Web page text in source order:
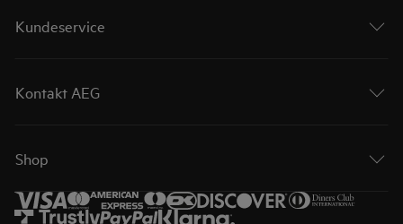
Kundeservice
Kontakt AEG
Shop